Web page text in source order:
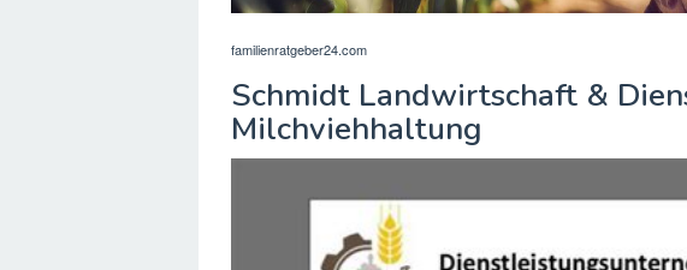
familienratgeber24.com
Schmidt Landwirtschaft &
Milchviehhaltung